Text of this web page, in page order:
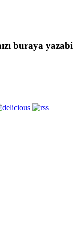
buraya